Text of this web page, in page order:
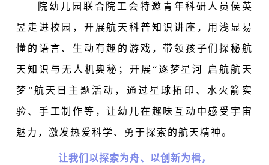
院幼儿园联合院工会特邀青年科研人员侯英
昱走进校园，开展航天科普知识讲座，用浅显易
懂的语言、生动有趣的游戏，带领孩子们探秘航
天知识与无人机奥秘；开展“逐梦星河 启航航天
梦”航天日主题活动，通过星球拓印、水火箭实
验、手工制作等，让幼儿在趣味互动中感受宇宙
魅力，激发热爱科学、勇于探索的航天精神。
让我们以探索为舟、以创新为楫，